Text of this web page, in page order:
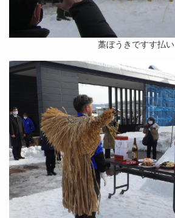
藁ぼうきですす払い